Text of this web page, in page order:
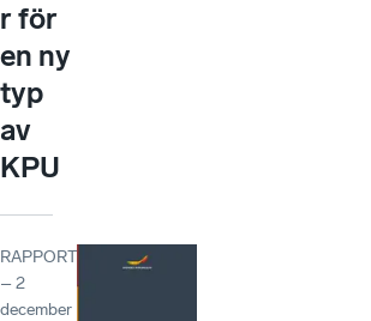
r för
en ny
typ
av
KPU
RAPPORT
– 2
december